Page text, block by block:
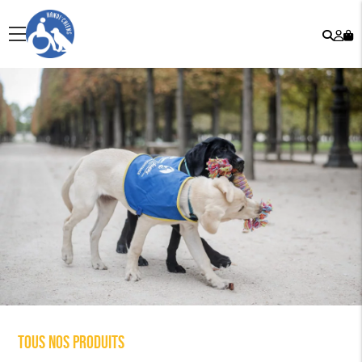
menu
Tous nos produits